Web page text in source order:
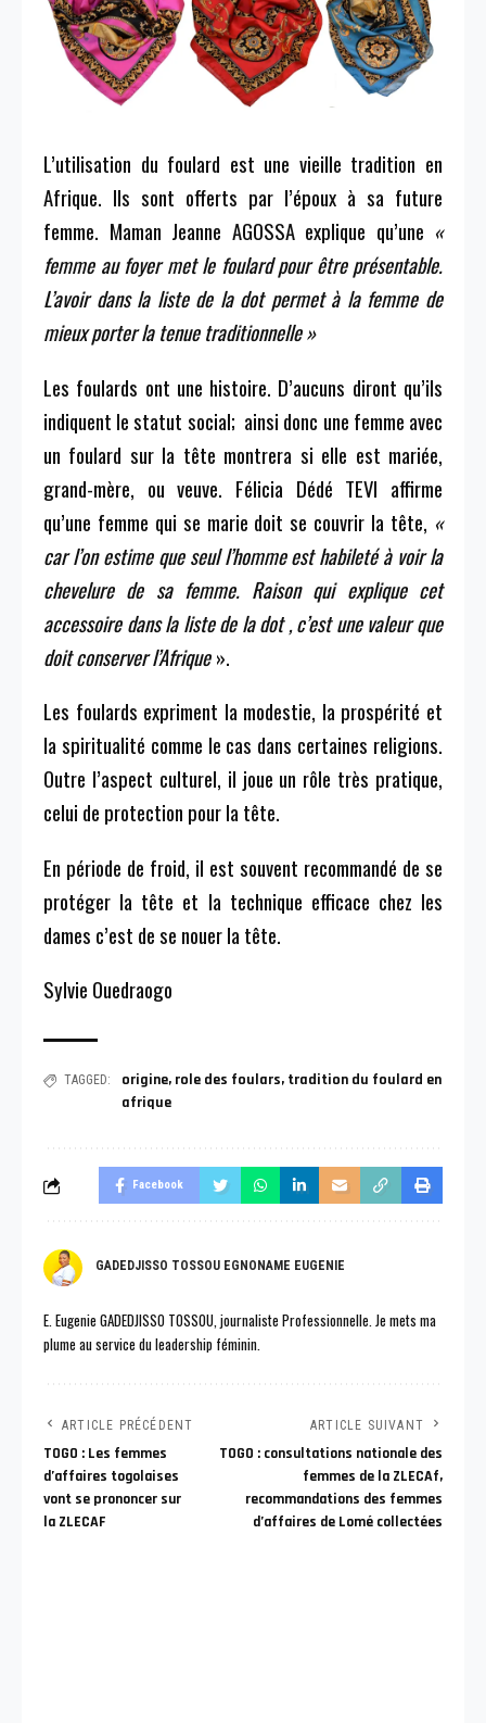
L’utilisation du foulard est une vieille tradition en
Afrique. Ils sont offerts par l’époux à sa future
femme. Maman Jeanne AGOSSA explique qu’une «
femme au foyer met le foulard pour être présentable.
L’avoir dans la liste de la dot permet à la femme de
mieux porter la tenue traditionnelle »
Les foulards ont une histoire. D’aucuns diront qu’ils
indiquent le statut social; ainsi donc une femme avec
un foulard sur la tête montrera si elle est mariée,
grand-mère, ou veuve. Félicia Dédé TEVI affirme
qu’une femme qui se marie doit se couvrir la tête, «
car l’on estime que seul l’homme est habileté à voir la
chevelure de sa femme. Raison qui explique cet
accessoire dans la liste de la dot , c’est une valeur que
doit conserver l’Afrique ».
Les foulards expriment la modestie, la prospérité et
la spiritualité comme le cas dans certaines religions.
Outre l’aspect culturel, il joue un rôle très pratique,
celui de protection pour la tête.
En période de froid, il est souvent recommandé de se
protéger la tête et la technique efficace chez les
dames c’est de se nouer la tête.
Sylvie Ouedraogo
TAGGED: origine, role des foulars, tradition du foulard en
afrique
Facebook
GADEDJISSO TOSSOU EGNONAME EUGENIE
E. Eugenie GADEDJISSO TOSSOU, journaliste Professionnelle. Je mets ma
plume au service du leadership féminin.
ARTICLE PRÉCÉDENT
TOGO : Les femmes
d’affaires togolaises
vont se prononcer sur
la ZLECAF
ARTICLE SUIVANT
TOGO : consultations nationale des
femmes de la ZLECAf,
recommandations des femmes
d’affaires de Lomé collectées